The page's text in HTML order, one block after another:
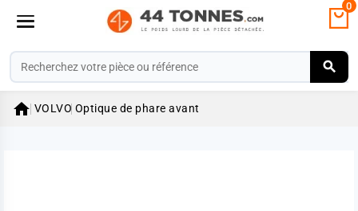
0
 VOLVO Optique de phare avant